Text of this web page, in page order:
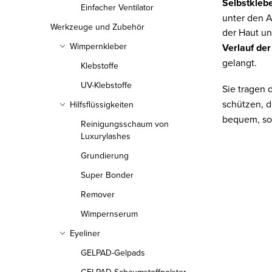
Einfacher Ventilator
Werkzeuge und Zubehör
Wimpernkleber
Klebstoffe
UV-Klebstoffe
Hilfsflüssigkeiten
Reinigungsschaum von
Luxurylashes
Grundierung
Super Bonder
Remover
Wimpernserum
Eyeliner
GELPAD-Gelpads
e
u
e
r
e
l
unter den
der Haut
Verlauf
gelangt.
Sie tragen
schützen,
bequem,